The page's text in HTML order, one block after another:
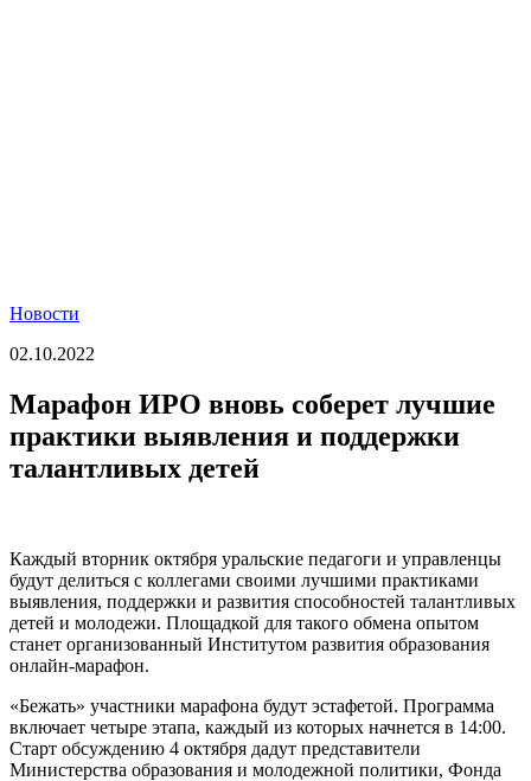
Новости
02.10.2022
Марафон ИРО вновь соберет лучшие
практики выявления и поддержки
талантливых детей
Каждый вторник октября уральские педагоги и управленцы
будут делиться с коллегами своими лучшими практиками
выявления, поддержки и развития способностей талантливых
детей и молодежи. Площадкой для такого обмена опытом
станет организованный Институтом развития образования
онлайн-марафон.
«Бежать» участники марафона будут эстафетой. Программа
включает четыре этапа, каждый из которых начнется в 14:00.
Старт обсуждению 4 октября дадут представители
Министерства образования и молодежной политики, Фонда